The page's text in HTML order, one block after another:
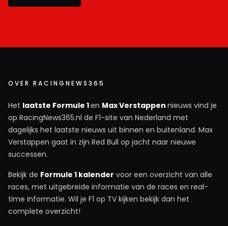
OVER RACINGNEWS365
Het laatste Formule 1en Max Verstappen nieuws vind je
op RacingNews365.nl de F1-site van Nederland met
dagelijks het laatste nieuws uit binnen en buitenland. Max
Verstappen gaat in zijn Red Bull op jacht naar nieuwe
successen.
Bekijk de Formule 1 kalender voor een overzicht van alle
races, met uitgebreide informatie van de races en real-
time informatie. Wil je F1 op TV kijken bekijk dan het
complete overzicht!